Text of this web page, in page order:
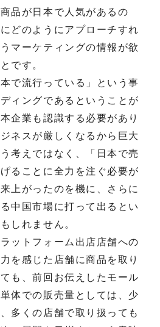
品が日本で人気があるの
どのようにアプローチすれ
マーケティングの情報が欲
です。
で流行っている」という事
ィングであるということが
企業も認識する必要があり
ネスが厳しくなるから巨大
考えではなく、「日本で売
ることに全力を注ぐ必要が
上がったのを機に、さらに
中国市場に打って出るとい
しれません。
ットフォーム出店店舗への
を感じた店舗に商品を取り
も、前回お伝えしたモール
体での販売量としては、少
多くの店舗で取り扱っても